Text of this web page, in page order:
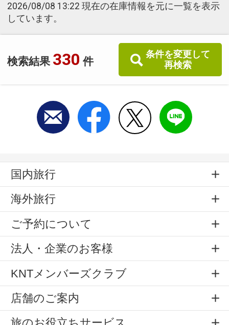
検索結果 330 件
条件を変更して
再検索
2026/08/08 13:22 現在の在庫情報を元に一覧を表示
しています。
国内旅行
海外旅行
ご予約について
法人・企業のお客様
KNTメンバーズクラブ
店舗のご案内